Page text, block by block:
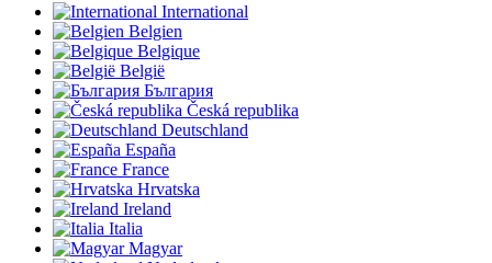
International
Belgien
Belgique
België
България
Česká republika
Deutschland
España
France
Hrvatska
Ireland
Italia
Magyar